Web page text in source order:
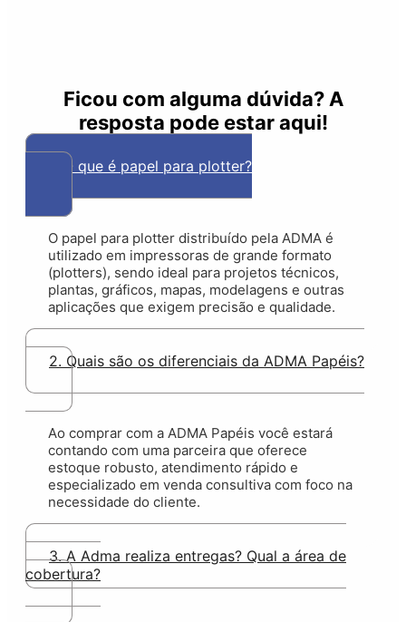
Ficou com alguma dúvida? A
resposta pode estar aqui!
1. O que é papel para plotter?
O papel para plotter distribuído pela ADMA é
utilizado em impressoras de grande formato
(plotters), sendo ideal para projetos técnicos,
plantas, gráficos, mapas, modelagens e outras
aplicações que exigem precisão e qualidade.
2. Quais são os diferenciais da ADMA Papéis?
Ao comprar com a ADMA Papéis você estará
contando com uma parceira que oferece
estoque robusto, atendimento rápido e
especializado em venda consultiva com foco na
necessidade do cliente.
3. A Adma realiza entregas? Qual a área de
cobertura?